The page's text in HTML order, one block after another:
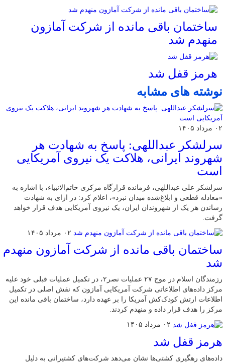
ساختمان باقی مانده از شرکت آمازون
منهدم شد
هرمز قفل شد
نوشته های مشابه
۰۲ مرداد ۱۴۰۵
سرلشکر عبداللهی: پاسخ به شهادت هر
شهروند ایرانی، هلاکت یک نیروی آمریکایی
است
سرلشکر علی عبداللهی، فرمانده قرارگاه مرکزی خاتم‌الانبیاء، با اشاره به
«معادله قطعی و ابلاغ‌شده میدان نبرد»، اعلام کرد: در ازای به شهادت
رساندن هر یک از شهروندان ایران، یک نیروی آمریکایی هدف قرار خواهد
گرفت.
۰۲ مرداد ۱۴۰۵
ساختمان باقی مانده از شرکت آمازون منهدم
شد
رزمندگان اسلام در موج ۲۷ عملیات نصر۲، در تکمیل عملیات قبلی خود علیه
مرکز داده‌های اطلاعاتی شرکت آمریکایی آمازون که نقش اصلی در تکمیل
اطلاعات ارتش کودک‌کش آمریکا را بر عهده دارد، ساختمان باقی مانده این
مرکز را هدف قرار داده و منهدم کردند.
۰۲ مرداد ۱۴۰۵
هرمز قفل شد
داده‌های رهگیری کشتی‌ها نشان می‌دهد شرکت‌های کشتیرانی به دلیل